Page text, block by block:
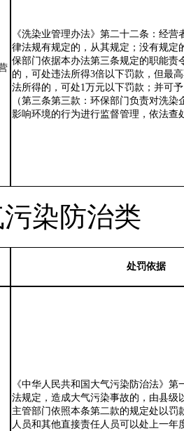
《洗染业管理办法》第二十二条：经
律法规有规定的，从其规定；没有规定
保部门依据本办法第三条规定的职能责
的，可处违法所得3倍以下罚款，但最
法所得的，可处1万元以下罚款；并可
（第三条第三款：环保部门负责对洗
影响环境的行为进行监督管理，依法查
染防治类
处罚依据
《中华人民共和国大气污染防治法》
法规定，造成大气污染事故的，由县级
主管部门依照本条第二款的规定处以罚
人员和其他直接责任人员可以处上一年